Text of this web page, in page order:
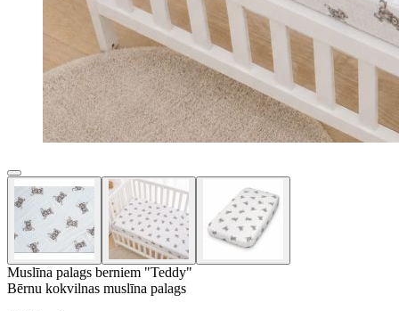
Muslīna palags berniem "Teddy"
Bērnu kokvilnas muslīna palags